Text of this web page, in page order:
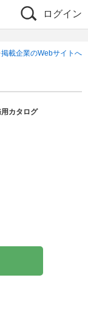
ログイン
掲載企業のWebサイトへ
カタログ